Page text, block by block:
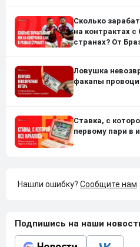
Сколько
на контрактах
странах? От
Ловушка
факапы
Ставка, с
первому пари в
Нашли ошибку? Сообщите нам
Подпишись на наши